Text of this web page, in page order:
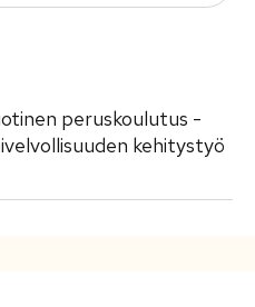
peruskoulutus -
kehitystyö